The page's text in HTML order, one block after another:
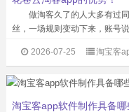
做淘客久了的人大多有过同
丝，一场规则变动下来，账号
界，根本施展不开。在当前淘客
2026-07-25 淘宝客
淘宝客app软件制作具备